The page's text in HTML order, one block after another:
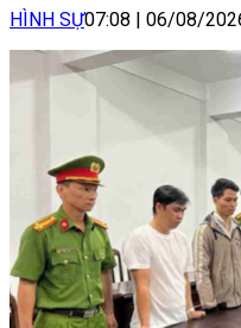
HÌNH SỰ07:08 | 06/08/